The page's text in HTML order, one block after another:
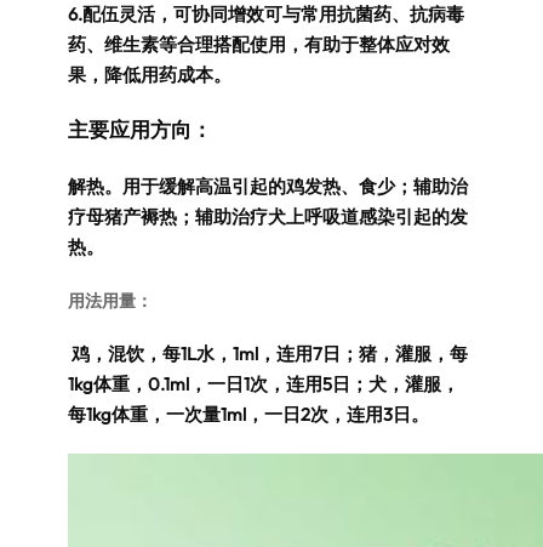
6.配伍灵活，可协同增效可与常用抗菌药、抗病毒
药、维生素等合理搭配使用，有助于整体应对效
果，降低用药成本。
主要应用方向：
解热。用于缓解高温引起的鸡发热、食少；辅助治
疗母猪产褥热 ；辅助治疗犬上呼吸道感染引起的发
热。
用法用量：
鸡，混饮，每1L水，1ml，连用7日；猪，灌服，每
1kg体重，0.1ml，一日1次，连用5日；犬，灌服，
每1kg体重，一次量1ml，一日2次，连用3日。